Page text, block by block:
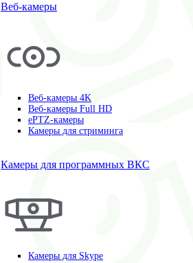
Веб-камеры
Веб-камеры 4K
Веб-камеры Full HD
ePTZ-камеры
Камеры для стриминга
Камеры для программных ВКС
Камеры для Skype